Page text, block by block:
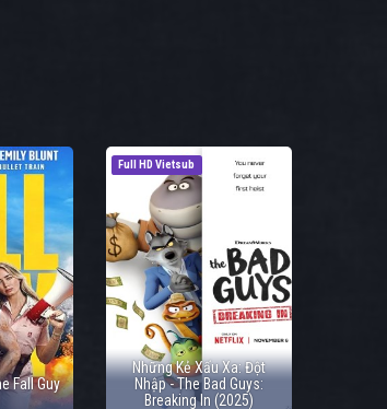
Fall Guy
Full HD Vietsub
Những Kẻ Xấu Xa: Đột
Nhập - The Bad Guys:
Breaking In (2025)